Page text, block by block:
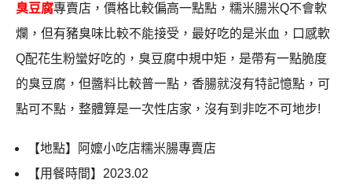
臭豆腐專賣店，價格比較偏高一點點，糯米腸米Q不會軟
爛，但有豬臭味比較不能接受，最好吃的是米血，口感軟
Q配花生粉蠻好吃的，臭豆腐中規中矩，是帶有一點脆度
的臭豆腐，但醬料比較普一點，香腸就沒有特記憶點，可
點可不點，整體算是一次性店家，沒有到非吃不可地步!
【地點】阿嬤小吃店糯米腸專賣店
【用餐時間】2023.02